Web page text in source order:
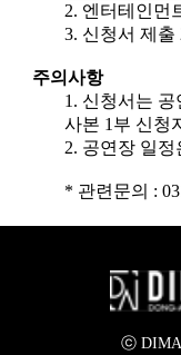
2. 엔터테인먼
3. 신청서 제
주의사항
1. 신청서는 공
사본 1부 신청
2. 공연장 일
* 관련문의 :
ⓒ DIMA